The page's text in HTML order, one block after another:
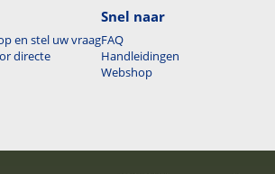
en stel uw vraag
directe
Snel naar
FAQ
Handleidingen
Webshop